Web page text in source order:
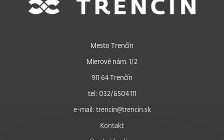
Mesto Trenčín
Mierové nám. 1/2
911 64 Trenčín
tel: 032/6504 111
e-mail: trencin@trencin.sk
Kontakt